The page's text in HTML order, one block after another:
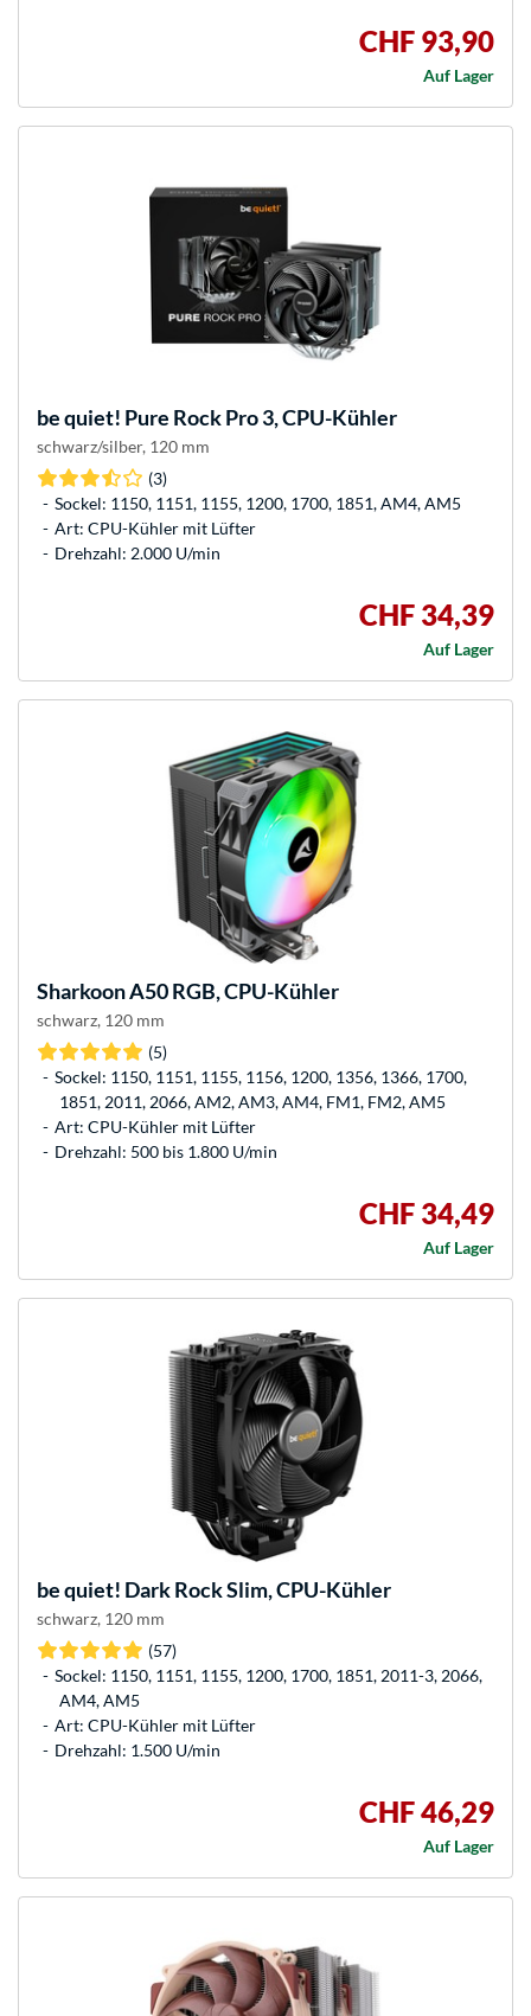
CHF 93,90
Auf Lager
be quiet! Pure Rock Pro 3, CPU-Kühler
schwarz/silber, 120 mm
(3)
Sockel: 1150, 1151, 1155, 1200, 1700, 1851, AM4, AM5
Art: CPU-Kühler mit Lüfter
Drehzahl: 2.000 U/min
CHF 34,39
Auf Lager
SharkoonA50 RGB, CPU-Kühler
schwarz, 120 mm
(5)
Sockel: 1150, 1151, 1155, 1156, 1200, 1356, 1366, 1700,
1851, 2011, 2066, AM2, AM3, AM4, FM1, FM2, AM5
Art: CPU-Kühler mit Lüfter
Drehzahl: 500 bis 1.800 U/min
CHF 34,49
Auf Lager
be quiet! Dark Rock Slim, CPU-Kühler
schwarz, 120 mm
(57)
Sockel: 1150, 1151, 1155, 1200, 1700, 1851, 2011-3, 2066,
AM4, AM5
Art: CPU-Kühler mit Lüfter
Drehzahl: 1.500 U/min
CHF 46,29
Auf Lager